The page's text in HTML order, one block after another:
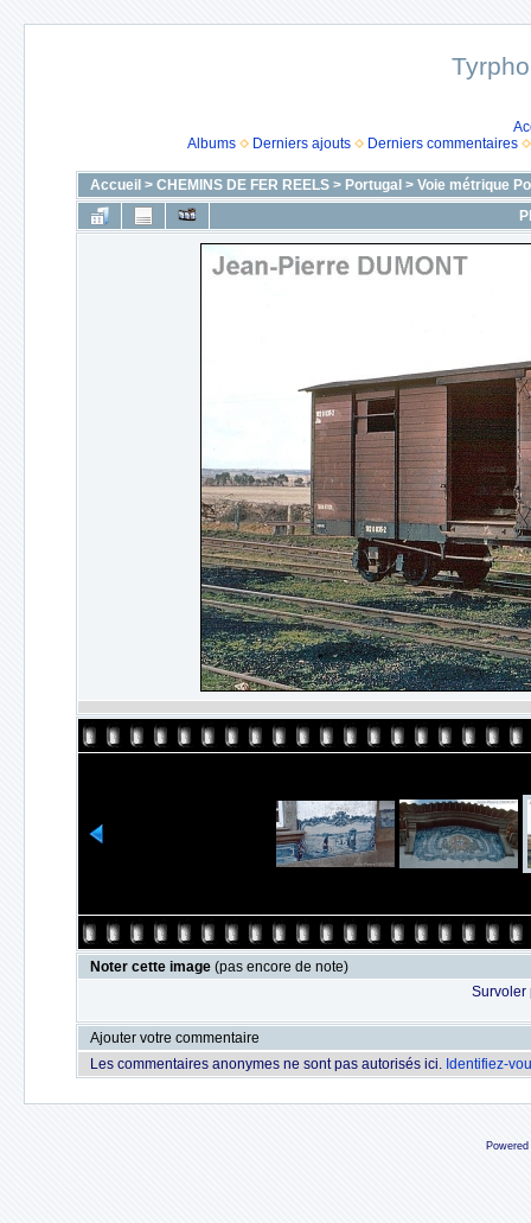
Albums
Derniers ajouts Derniers commentaires
Accueil > CHEMINS DE FER REELS> Portugal > Voie métrique
Noter cette image (pas encore de note)
Survoler
Ajouter votre commentaire
Les commentaires anonymes ne sont pas autorisés ici. Identifiez-